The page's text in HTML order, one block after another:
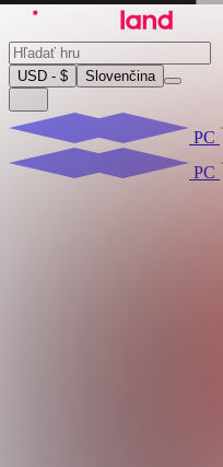
USD - $ Slovenčina
PC
PC